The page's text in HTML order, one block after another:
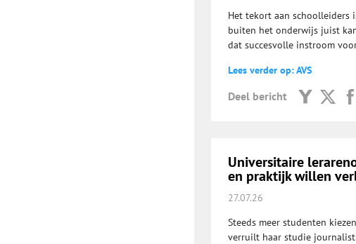
Het tekort aan
buiten het onderwijs juist
dat succesvolle instroom
Lees verder op: AVS
Deel bericht
Universitaire
en praktijk willen
27.07.26
Steeds meer studenten
verruilt haar studie